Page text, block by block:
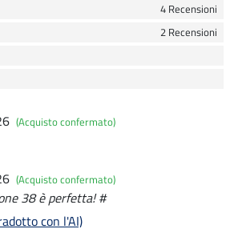
4 Recensioni
2 Recensioni
(Acquisto confermato)
(Acquisto confermato)
38 è perfetta! #
con l'AI)